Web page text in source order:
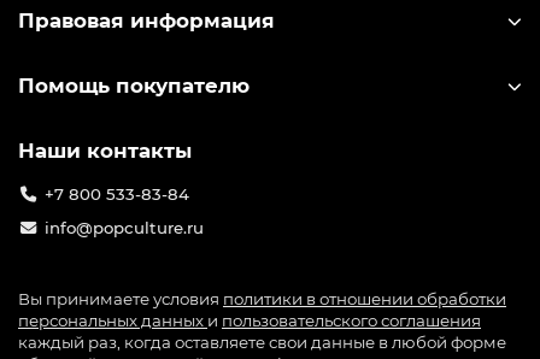
Правовая информация
Помощь покупателю
Наши контакты
+7 800 533-83-84
info@popculture.ru
Вы принимаете условия политики в отношении обработки
персональных данных и пользовательского соглашения
каждый раз, когда оставляете свои данные в любой форме